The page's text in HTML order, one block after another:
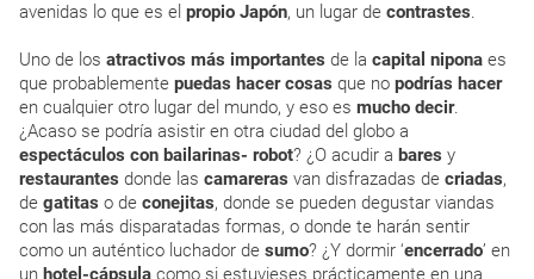
avenidas lo que es el propio Japón, un lugar de contrastes.
Uno de los atractivos más importantes de la capital nipona es
que probablemente puedas hacer cosas que no podrías hacer
en cualquier otro lugar del mundo, y eso es mucho decir.
¿Acaso se podría asistir en otra ciudad del globo a
espectáculos con bailarinas- robot? ¿O acudir a bares y
restaurantes donde las camareras van disfrazadas de criadas,
de gatitas o de conejitas, donde se pueden degustar viandas
con las más disparatadas formas, o donde te harán sentir
como un auténtico luchador de sumo? ¿Y dormir ‘encerrado’ en
un hotel-cápsula como si estuvieses prácticamente en una